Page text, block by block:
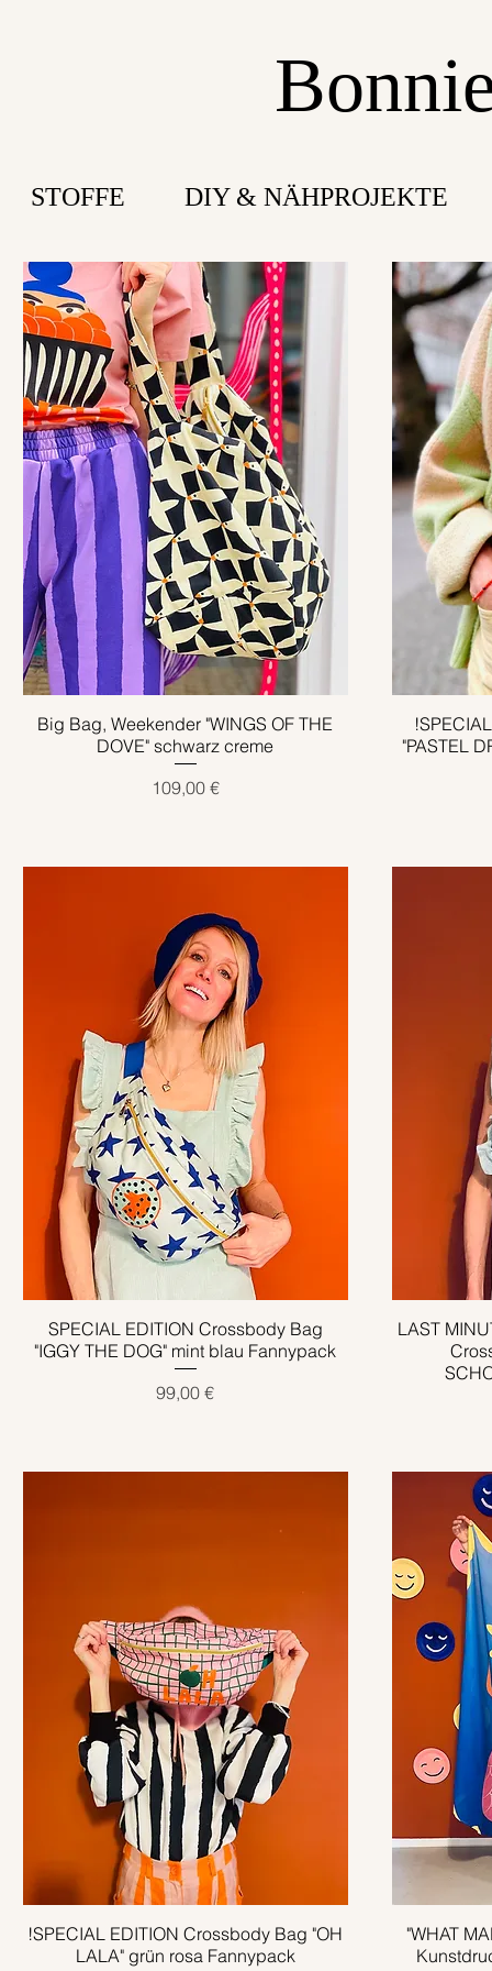
STOFFE DIY & NÄHPROJEKTE
Schnellansicht
Big Bag, Weekender "WINGS OF THE
DOVE" schwarz creme
Preis
109,00 €
"PASTEL
Schnellansicht
SPECIAL EDITION Crossbody Bag
"IGGY THE DOG" mint blau Fannypack
Preis
99,00 €
LAST
Schnellansicht
!SPECIAL EDITION Crossbody Bag "OH
LALA" grün rosa Fannypack
"WHAT